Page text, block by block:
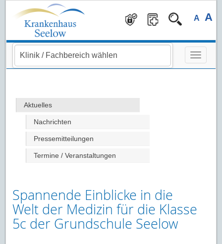
A A
Aktuelles
Nachrichten
Pressemitteilungen
Termine / Veranstaltungen
Spannende Einblicke in die
Welt der Medizin für die Klasse
5c der Grundschule Seelow